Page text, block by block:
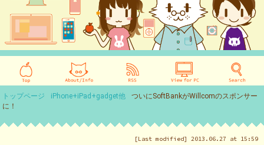
トップページ iPhone+iPad+gadget他
ついにSoftBankがWillcomのスポンサー
に！
[Last modified] 2013.06.27 at 15:59